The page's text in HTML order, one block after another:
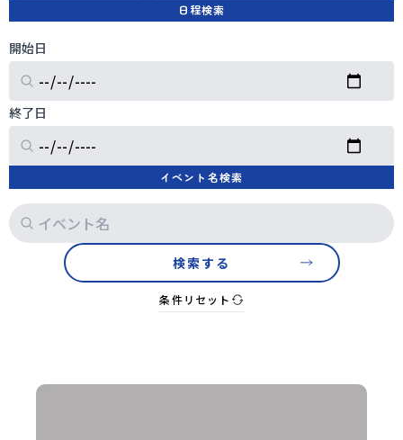
日程検索
開始日
終了日
イベント名検索
検索する
条件リセット